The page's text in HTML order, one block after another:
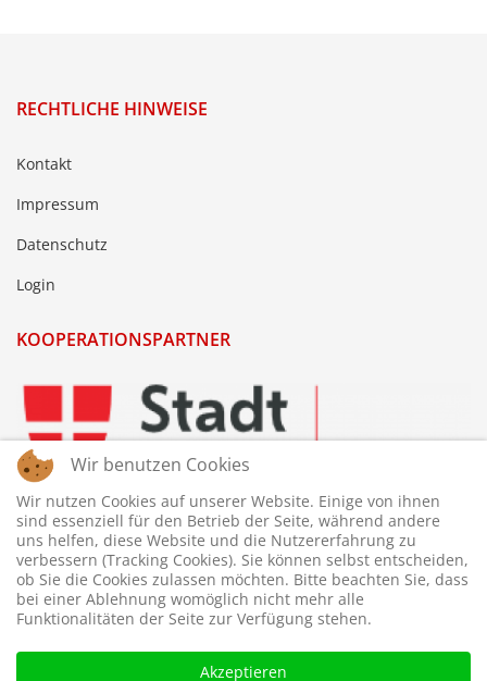
RECHTLICHE HINWEISE
Kontakt
Impressum
Datenschutz
Login
KOOPERATIONSPARTNER
Wir benutzen Cookies
Wir nutzen Cookies auf unserer Website. Einige von ihnen
sind essenziell für den Betrieb der Seite, während andere
uns helfen, diese Website und die Nutzererfahrung zu
verbessern (Tracking Cookies). Sie können selbst entscheiden,
ob Sie die Cookies zulassen möchten. Bitte beachten Sie, dass
bei einer Ablehnung womöglich nicht mehr alle
Funktionalitäten der Seite zur Verfügung stehen.
Akzeptieren